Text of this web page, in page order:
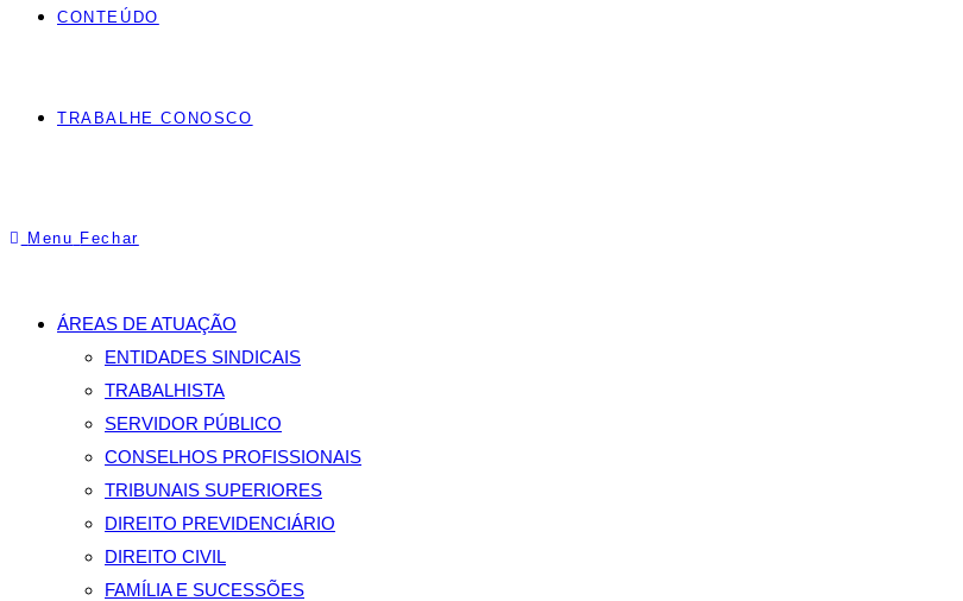
CONTEÚDO
TRABALHE CONOSCO
Menu Fechar
ÁREAS DE ATUAÇÃO
ENTIDADES SINDICAIS
TRABALHISTA
SERVIDOR PÚBLICO
CONSELHOS PROFISSIONAIS
TRIBUNAIS SUPERIORES
DIREITO PREVIDENCIÁRIO
DIREITO CIVIL
FAMÍLIA E SUCESSÕES